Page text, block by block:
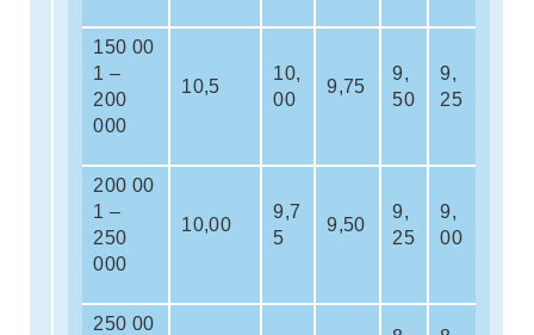
150 00
1 –
200
000
10,5
10,
00
9,75
9,
50
9,
25
200 00
1 –
250
000
10,00
9,7
5
9,50
9,
25
9,
00
250 00